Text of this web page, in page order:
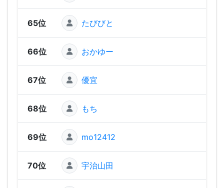
65位 たびびと
66位 おかゆー
67位 優宜
68位 もち
69位 mo12412
70位 宇治山田